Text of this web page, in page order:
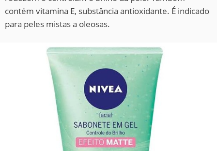
contém vitamina E, substância antioxidante. É indicado
para peles mistas a oleosas.